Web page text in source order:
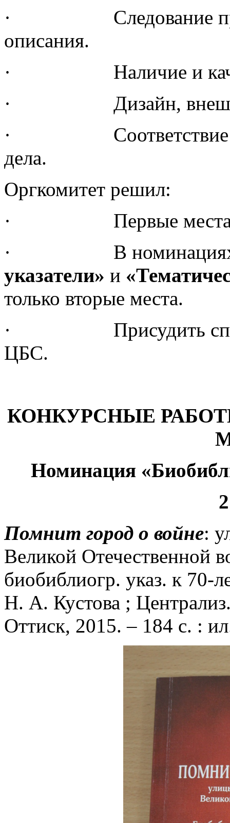
· Следование
описания.
· Наличие и
· Дизайн, внешнее
· Соответствие
дела.
Оргкомитет решил:
· Первые места не
· В
указатели» и
только вторые места.
· Присудить
ЦБС.
КОНКУРСНЫЕ
Номинация
Помнит город о войне:
Великой Отечественной
биобиблиогр. указ. к 70-
Н. А. Кустова ;
Оттиск, 2015. – 184 с. :